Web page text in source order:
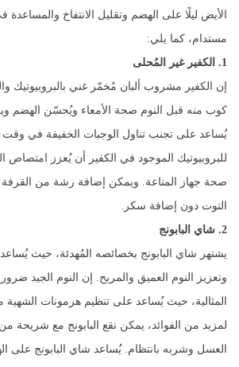
الأيض ليلًا على الهضم وتقليل الانتفاخ
مستدام، كما يلي:
1. الكفير غير المُحلى
إن الكفير مشروب ألبان مُخمّر غني بالبروبيوتيك
كوب منه قبل النوم صحة الأمعاء ويُحسّن الهضم
يُساعد على تجنب تناول الوجبات الخفيفة في
للبروبيوتيك الموجود في الكفير أن يُعزز امتصاص
صحة جهاز المناعة. ويمكن إضافة رشة من
التوت دون إضافة سكر.
2. شاي البابونج
يشتهر شاي البابونج بخصائصه المُهدئة، حيث يُساعد
وتعزيز النوم العميق والمريح. إن النوم الجيد
المثالية، حيث يُساعد على تنظيم هرمونات الشهية
لمزيد من الفوائد، يمكن نقع البابونج مع شريحة
العسل وشربه بانتظام. يُساعد شاي البابونج على